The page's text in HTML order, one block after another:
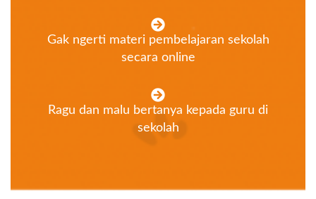
Gak ngerti materi pembelajaran sekolah
secara online
Ragu dan malu bertanya kepada guru di
sekolah